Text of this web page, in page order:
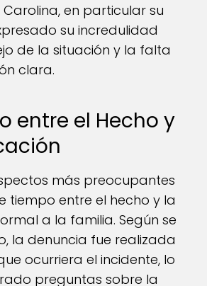
en particular su
su incredulidad
de la situación y la falta
clara.
entre el Hecho y
más preocupantes
tiempo entre el hecho y la
a la familia. Según se
la denuncia fue realizada
ocurriera el incidente, lo
preguntas sobre la